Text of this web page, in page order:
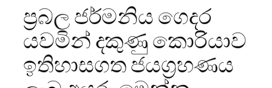
ප්‍රබල ජර්මනිය ග‌ෙදර
යවමින් දකුණු කොරියාව
ඉතිහාසගත ජයග්‍රහණය